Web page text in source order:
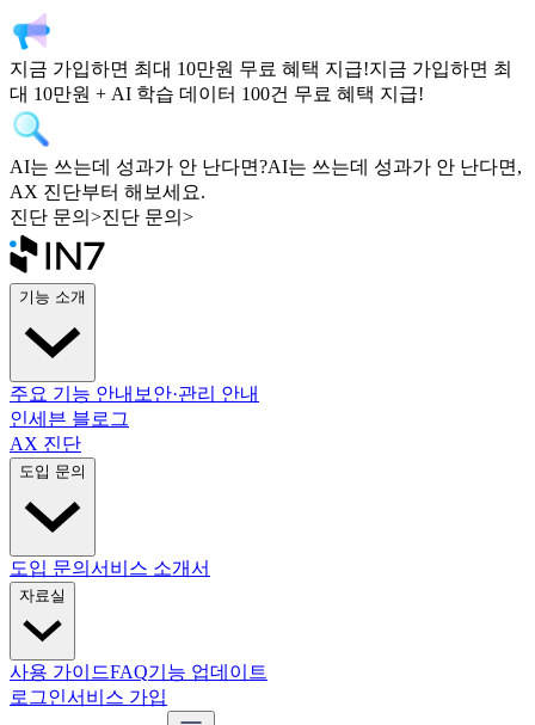
지금 가입하면 최대 10만원 무료 혜택 지급!지금 가입하면 최
대 10만원 + AI 학습 데이터 100건 무료 혜택 지급!
AI는 쓰는데 성과가 안 난다면?AI는 쓰는데 성과가 안 난다면,
AX 진단부터 해보세요.
진단 문의 >진단 문의 >
기능 소개
주요 기능 안내 보안·관리 안내
인세븐 블로그
AX 진단
도입 문의
도입 문의 서비스 소개서
자료실
사용 가이드FAQ기능 업데이트
로그인서비스 가입